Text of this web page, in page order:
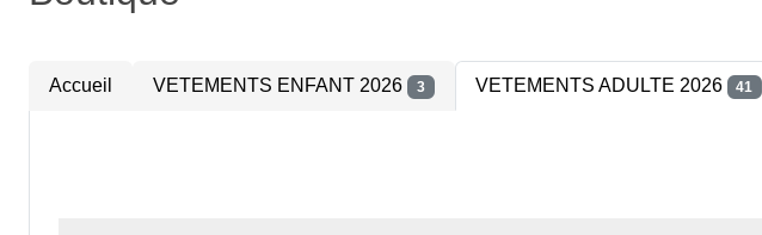
Accueil VETEMENTS ENFANT 2026 3 VETEMENTS ADULTE 2026 41